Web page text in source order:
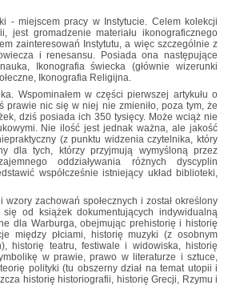
- miejscem pracy w Instytucie. Celem kolekcji
jest gromadzenie materiału ikonograficznego
zainteresowań Instytutu, a więc szczególnie z
i renesansu. Posiada ona następujące
Ikonografia świecka (głównie wizerunki
Ikonografia Religijna.
Wspominałem w części pierwszej artykułu o
prawie nic się w niej nie zmieniło, poza tym, że
dziś posiada ich 350 tysięcy. Może wciąż nie
Nie ilość jest jednak ważna, ale jakość
(z punktu widzenia czytelnika, który
dla tych, którzy przyjmują wymyśloną przez
oddziaływania różnych dyscyplin
współcześnie istniejący układ biblioteki,
zachowań społecznych i został określony
od książek dokumentujących indywidualną
dla Warburga, obejmując prehistorię i historię
między płciami, historię muzyki (z osobnym
historię teatru, festiwale i widowiska, historię
w prawie, prawo w literaturze i sztuce,
polityki (tu obszerny dział na temat utopii i
historię historiografii, historię Grecji, Rzymu i